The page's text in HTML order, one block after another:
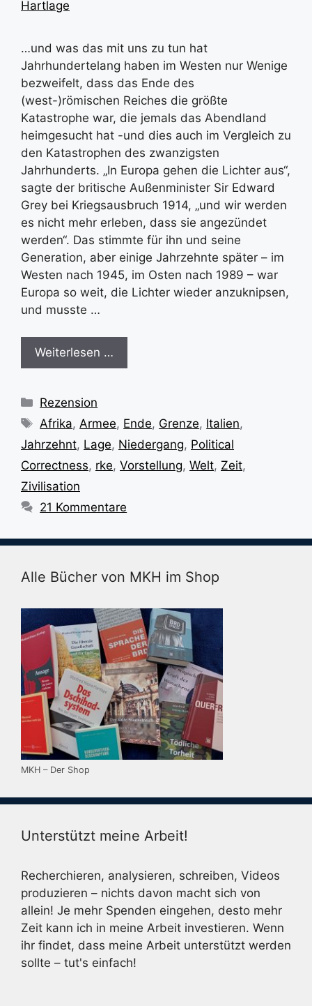
Hartlage
…und was das mit uns zu tun hat
Jahrhundertelang haben im Westen nur Wenige
bezweifelt, dass das Ende des
(west-)römischen Reiches die größte
Katastrophe war, die jemals das Abendland
heimgesucht hat -und dies auch im Vergleich zu
den Katastrophen des zwanzigsten
Jahrhunderts. „In Europa gehen die Lichter aus“,
sagte der britische Außenminister Sir Edward
Grey bei Kriegsausbruch 1914, „und wir werden
es nicht mehr erleben, dass sie angezündet
werden“. Das stimmte für ihn und seine
Generation, aber einige Jahrzehnte später – im
Westen nach 1945, im Osten nach 1989 – war
Europa so weit, die Lichter wieder anzuknipsen,
und musste …
Weiterlesen …
Kategorien
Rezension
Schlagwörter
Afrika, Armee, Ende, Grenze, Italien,
Jahrzehnt, Lage, Niedergang, Political
Correctness, rke, Vorstellung, Welt, Zeit,
Zivilisation
21 Kommentare
Alle Bücher von MKH im Shop
MKH – Der Shop
Unterstützt meine Arbeit!
Recherchieren, analysieren, schreiben, Videos
produzieren – nichts davon macht sich von
allein! Je mehr Spenden eingehen, desto mehr
Zeit kann ich in meine Arbeit investieren. Wenn
ihr findet, dass meine Arbeit unterstützt werden
sollte – tut's einfach!